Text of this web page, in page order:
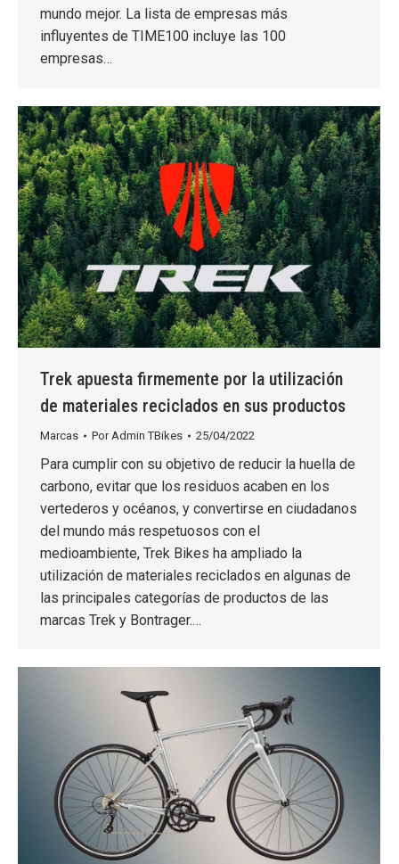
mundo mejor. La lista de empresas más
influyentes de TIME100 incluye las 100
empresas…
Trek apuesta firmemente por la utilización
de materiales reciclados en sus productos
Marcas PorAdmin TBikes 25/04/2022
Para cumplir con su objetivo de reducir la huella de
carbono, evitar que los residuos acaben en los
vertederos y océanos, y convertirse en ciudadanos
del mundo más respetuosos con el
medioambiente, Trek Bikes ha ampliado la
utilización de materiales reciclados en algunas de
las principales categorías de productos de las
marcas Trek y Bontrager.…